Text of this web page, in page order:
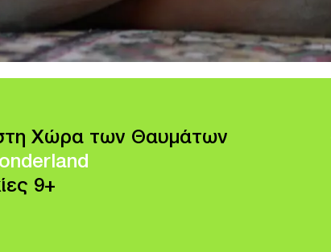
Χώρα των Θαυμάτων
9+